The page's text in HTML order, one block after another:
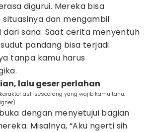
digurui. Mereka bisa
dan mengambil
dari sana. Saat cerita menyentuh
pandang bisa terjadi
tanpa kamu harus
lalu geser perlahan
asli seseorang yang wajib kamu tahu.
dengan menyetujui bagian
Misalnya, “Aku ngerti sih